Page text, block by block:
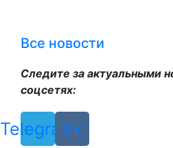
Все новости
Следите за актуальными
соцсетях:
Telegram
Vk